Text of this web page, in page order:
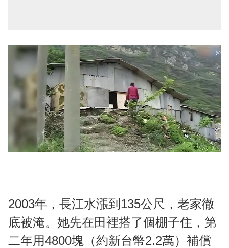
2003年，長江水漲到135公尺，老家徹
底被淹。她先在田裡搭了個棚子住，第
二年用4800塊（約新台幣2.2萬）補償